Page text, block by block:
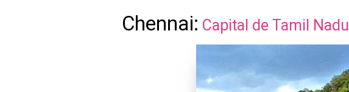
Chennai: Capital de Tamil Nadu